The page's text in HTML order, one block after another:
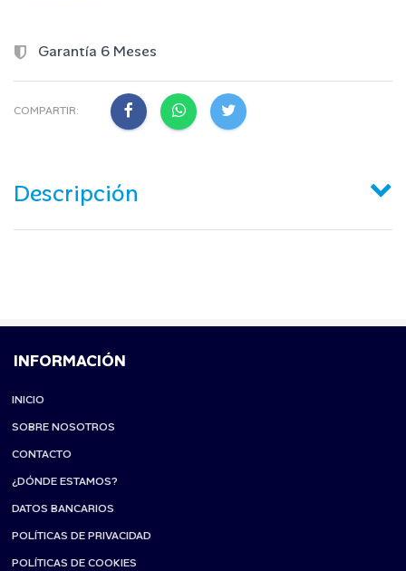
Garantía 6 Meses
COMPARTIR:
Descripción
INFORMACIÓN
INICIO
SOBRE NOSOTROS
CONTACTO
¿DÓNDE ESTAMOS?
DATOS BANCARIOS
POLÍTICAS DE PRIVACIDAD
POLÍTICAS DE COOKIES